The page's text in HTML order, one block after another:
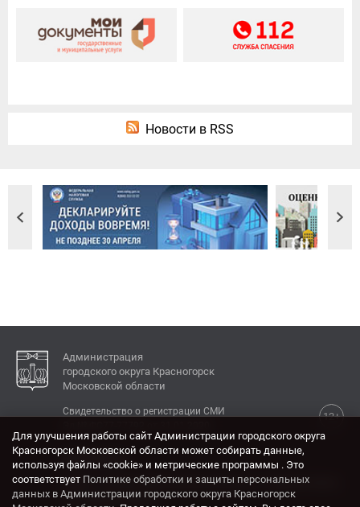
Новости в RSS
Администрация
городского округа Красногорск
Московской области
12+
Свидетельство о регистрации СМИ
КОНТАКТЫ
Адрес: 143404, Московская область, г. Красногорск,
ул. Ленина, дом 4.
Для улучшения работы сайт Администрации городского округа
Красногорск Московской области может собирать данные,
используя файлы «cookie» и метрические программы . Это
соответствует Политике обработки и защиты персональных
данных в Администрации городского округа Красногорск